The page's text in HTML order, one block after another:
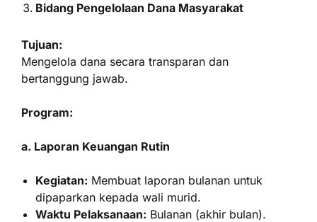
Bidang Pengelolaan Dana Masyarakat
Tujuan:
Mengelola dana secara transparan dan
bertanggung jawab.
Program:
a. Laporan Keuangan Rutin
Kegiatan: Membuat laporan bulanan untuk
dipaparkan kepada wali murid.
Waktu Pelaksanaan: Bulanan (akhir bulan).